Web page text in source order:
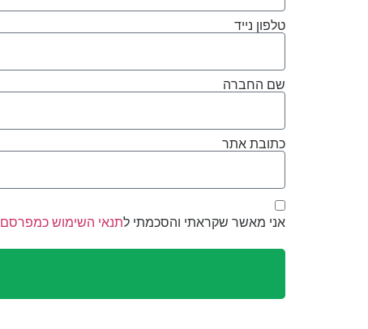
טלפון נייד
שם החברה
כתובת אתר
אני מאשר שקראתי והסכמתי לתנאי השימוש כמפרסם